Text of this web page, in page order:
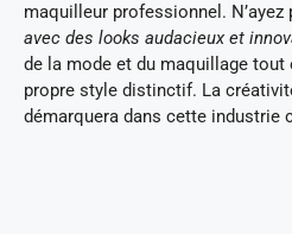
maquilleur professionnel. N’ayez
avec des looks audacieux et
de la mode et du maquillage tout
propre style distinctif. La
démarquera dans cette industrie